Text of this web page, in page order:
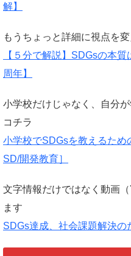
解】
もうちょっと詳細に視点を
【５分で解説】SDGsの本
周年】
小学校だけじゃなく、自分
コチラ
小学校でSDGsを教えるため
SD/開発教育］
文字情報だけではなく動画
ます
SDGs達成、社会課題解決の